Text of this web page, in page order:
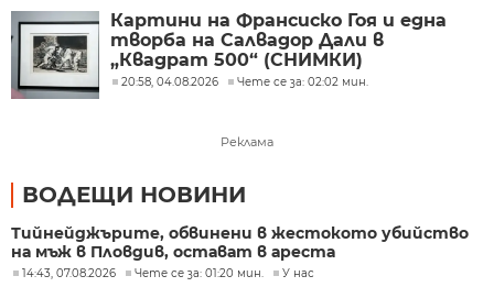
Картини на Франсиско Гоя и една
творба на Салвадор Дали в
„Квадрат 500“ (СНИМКИ)
20:58, 04.08.2026 Чете се за: 02:02 мин.
Реклама
ВОДЕЩИ НОВИНИ
Тийнейджърите, обвинени в жестокото убийство
на мъж в Пловдив, остават в ареста
14:43, 07.08.2026 Чете се за: 01:20 мин. У нас